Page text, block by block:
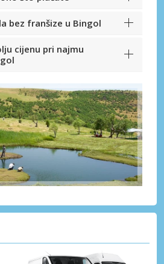
bez franšize u Bingol
cijenu pri najmu